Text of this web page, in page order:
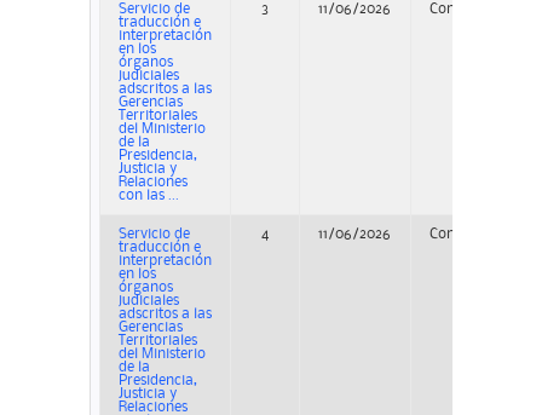
Servicio de
traducción e
interpretación
en los
órganos
judiciales
adscritos a las
Gerencias
Territoriales
del Ministerio
de la
Presidencia,
Justicia y
Relaciones
con las ...
3 11/06/2026 Concurso
Servicio de
traducción e
interpretación
en los
órganos
judiciales
adscritos a las
Gerencias
Territoriales
del Ministerio
de la
Presidencia,
Justicia y
Relaciones
4 11/06/2026 Concurso